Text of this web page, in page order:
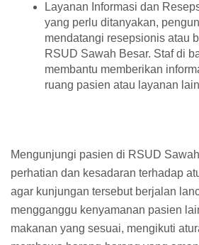
Layanan Informasi dan
yang perlu ditanyakan,
mendatangi resepsionis atau
RSUD Sawah Besar. Staf di
membantu memberikan
ruang pasien atau layanan
Mengunjungi pasien di RSUD
perhatian dan kesadaran terhadap
agar kunjungan tersebut berjalan
mengganggu kenyamanan pasien
makanan yang sesuai, mengikuti